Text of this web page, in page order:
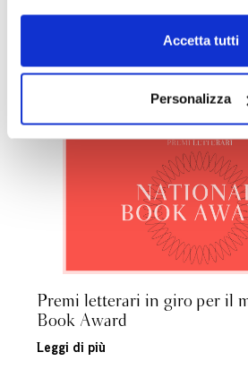
dell’informativa cookie.
Chiudendo il banner tramite la “X”
dei soli cookie tecnici.
il tuo consenso alla profilazione che
ogni momentoRevoca
Accetta tutti
Personalizza
ARTICOLI CORRELATI
Premi letterari in giro per il
Book Award
Leggi di più